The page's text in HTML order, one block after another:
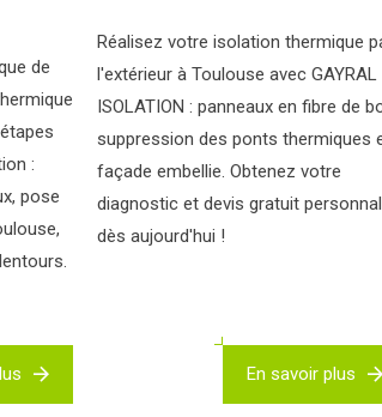
de
:
pose
Réalisez votre isolation thermique
l'extérieur à Toulouse avec GAYRAL
ISOLATION : panneaux en fibre de
suppression des ponts thermiques
façade embellie. Obtenez votre
diagnostic et devis gratuit
dès aujourd'hui !
En savoir plus